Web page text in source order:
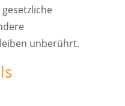
unberührt.